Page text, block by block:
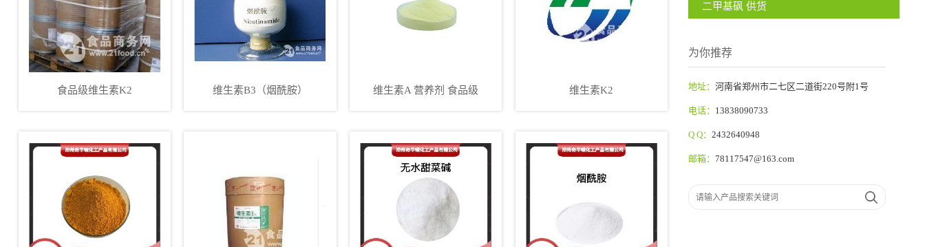
二甲基砜 供货
为你推荐
地址： 河南省郑州市二七区二道街220号附1号
电话： 13838090733
Q Q： 2432640948
邮箱： 78117547@163.com
食品级维生素K2 维生素B3（烟酰胺） 维生素A 营养剂 食品级 维生素K2